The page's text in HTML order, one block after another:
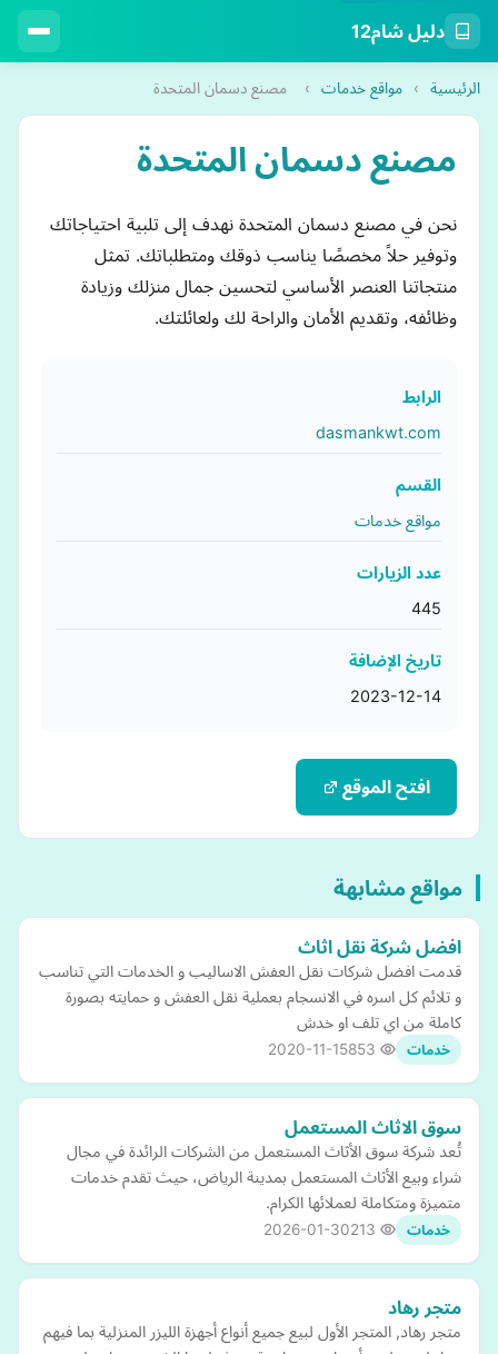
دليل شام12
الرئيسية › مواقع خدمات › مصنع دسمان المتحدة
مصنع دسمان المتحدة
نحن في مصنع دسمان المتحدة نهدف إلى تلبية احتياجاتك
وتوفير حلاً مخصصًا يناسب ذوقك ومتطلباتك. تمثل
منتجاتنا العنصر الأساسي لتحسين جمال منزلك وزيادة
وظائفه، وتقديم الأمان والراحة لك ولعائلتك.
الرابط
dasmankwt.com
القسم
مواقع خدمات
عدد الزيارات
445
تاريخ الإضافة
2023-12-14
افتح الموقع
مواقع مشابهة
افضل شركة نقل اثاث
قدمت افضل شركات نقل العفش الاساليب و الخدمات التي تناسب
و تلائم كل اسره في الانسجام بعملية نقل العفش و حمايته بصورة
كاملة من اي تلف او خدش
خدمات 2020-11-15
سوق الاثاث المستعمل
تُعد شركة سوق الأثاث المستعمل من الشركات الرائدة في مجال
شراء وبيع الأثاث المستعمل بمدينة الرياض، حيث تقدم خدمات
متميزة ومتكاملة لعملائها الكرام.
خدمات 2026-01-30
متجر رهاد
متجر رهاد, المتجر الأول لبيع جميع أنواع أجهزة الليزر المنزلية بما فيهم